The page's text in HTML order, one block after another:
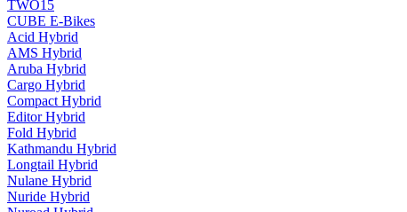
TWO15
CUBE E-Bikes
Acid Hybrid
AMS Hybrid
Aruba Hybrid
Cargo Hybrid
Compact Hybrid
Editor Hybrid
Fold Hybrid
Kathmandu Hybrid
Longtail Hybrid
Nulane Hybrid
Nuride Hybrid